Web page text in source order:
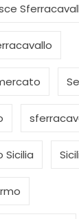
Sicilia